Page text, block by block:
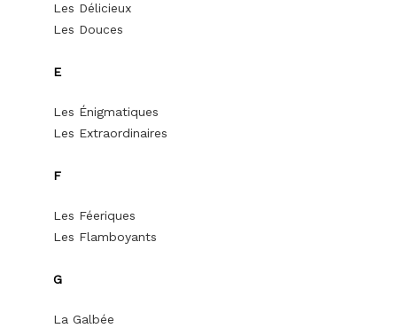
Les Délicieux
Les Douces
E
Les Énigmatiques
Les Extraordinaires
F
Les Féeriques
Les Flamboyants
G
La Galbée